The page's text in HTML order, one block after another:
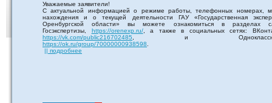
Уважаемые заявители!
С актуальной информацией о режиме работы, телефонных номерах,
нахождения и о текущей деятельности ГАУ «Государственная
Оренбургской области» вы можете ознакомиться в разделах
Госэкспертизы, https://orenexp.ru/, а также в социальных сетях:
https://vk.com/public216702485 , и
https://ok.ru/group/70000000938598
|| подробнее